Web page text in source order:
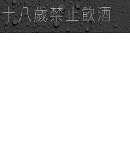
八歲禁止飲酒